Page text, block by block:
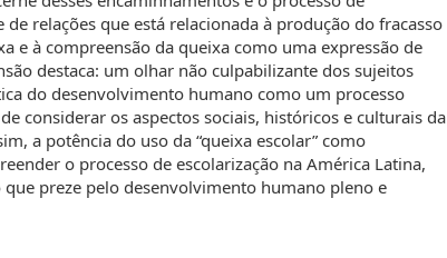
de relações que está relacionada à produção do fracasso
e à compreensão da queixa como uma expressão de
destaca: um olhar não culpabilizante dos sujeitos
do desenvolvimento humano como um processo
considerar os aspectos sociais, históricos e culturais da
a potência do uso da “queixa escolar” como
o processo de escolarização na América Latina,
que preze pelo desenvolvimento humano pleno e